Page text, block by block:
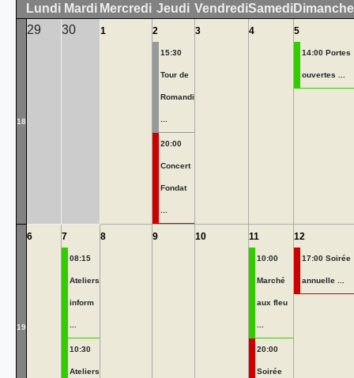
Lundi Mardi Mercredi Jeudi VendrediSamediDimanche
18
29 30 1 2
15:30
Tour de
Romandi
20:00
Concert
Fondat
3 4 5
14:00 Portes
ouvertes ...
19
6 7
08:15
Ateliers
inform
10:30
Ateliers
8 9 10 11
10:00
Marché
aux fleu
20:00
Soirée
12
17:00 Soirée
annuelle ...